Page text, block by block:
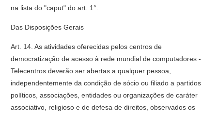
na lista do "caput" do art. 1°.
Das Disposições Gerais
Art. 14. As atividades oferecidas pelos centros de
democratização de acesso à rede mundial de computadores -
Telecentros deverão ser abertas a qualquer pessoa,
independentemente da condição de sócio ou filiado a partidos
políticos, associações, entidades ou organizações de caráter
associativo, religioso e de defesa de direitos, observados os